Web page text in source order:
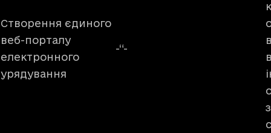
Створення єдиного
веб-порталу
електронного
урядування
-“-